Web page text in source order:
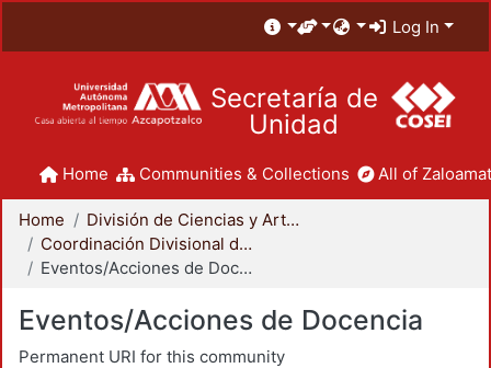
Log In
Secretaría de
Unidad
Home Communities & Collections All of
Home
División de Ciencias y Artes para el Diseño
Coordinación Divisional de Docencia
Eventos/Acciones de Docencia
Eventos/Acciones de Docencia
Permanent URI for this community